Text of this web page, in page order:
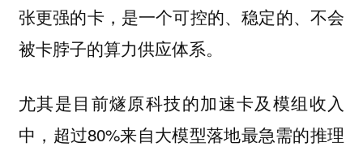
张更强的卡，是一个可控的、稳定的、不会
被卡脖子的算力供应体系。
尤其是目前燧原科技的加速卡及模组收入
中，超过80%来自大模型落地最急需的推理